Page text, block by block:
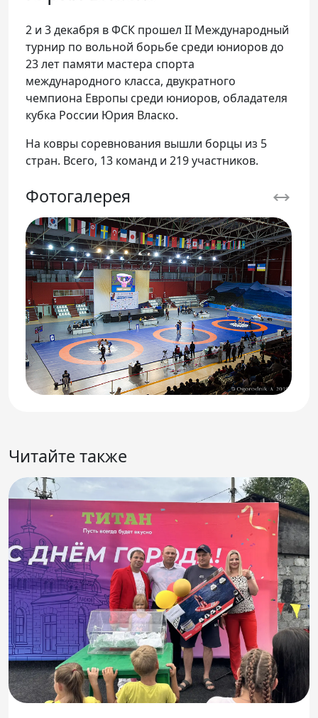
2 и 3 декабря в ФСК прошел II Международный
турнир по вольной борьбе среди юниоров до
23 лет памяти мастера спорта
международного класса, двукратного
чемпиона Европы среди юниоров, обладателя
кубка России Юрия Власко.
На ковры соревнования вышли борцы из 5
стран. Всего, 13 команд и 219 участников.
Фотогалерея
Читайте также